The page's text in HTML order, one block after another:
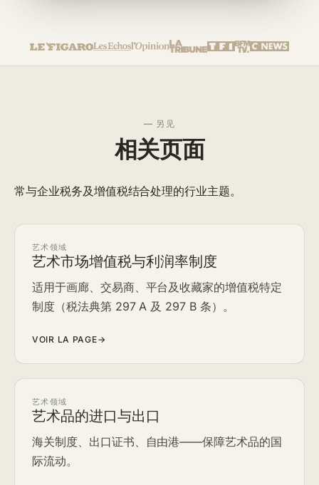
— 另见
相关页面
常与企业税务及增值税结合处理的行业主题。
艺术领域
艺术市场增值税与利润率制度
适用于画廊、交易商、平台及收藏家的增值税特定
制度（税法典第 297 A 及 297 B 条）。
VOIR LA PAGE→
艺术领域
艺术品的进口与出口
海关制度、出口证书、自由港——保障艺术品的国
际流动。